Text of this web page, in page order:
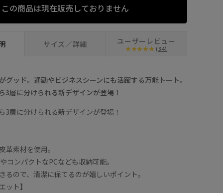
この商品は現在販売しておりません
サイズ／詳細 ユーザーレビュー
(34)
グッド。通勤やビジネスシーンにも活躍する万能トート。
3層に分けられる新デザインが登場！
3層に分けられる新デザインが登場！
革素材を使用。
コンパクトなPCなども収納可能。
るので、清潔に保てるのが嬉しいポイント。
ット】